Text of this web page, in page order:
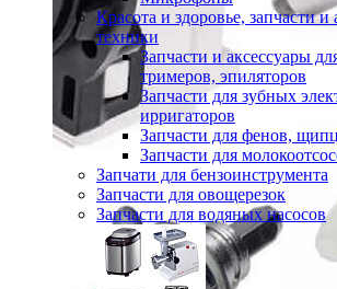
Красота и здоровье, запчасти и
техники
Запчасти и аксессуары
тримеров, эпиляторов
Запчасти для зубных
ирригаторов
Запчасти для фенов,
Запчасти для
Запчати для бензоинструмента
Запчасти для овощерезок
Запчасти для водяных насосов